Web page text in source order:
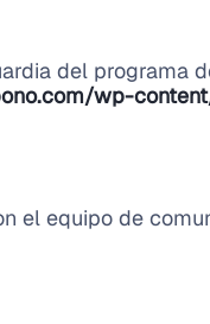
del programa
wp-
el equipo de